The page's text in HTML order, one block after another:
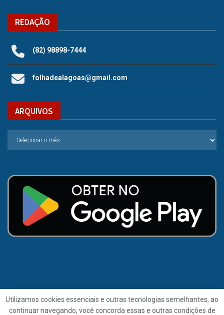
REDAÇÃO
(82) 98898-7444
folhadealagoas@gmail.com
ARQUIVOS
Utilizamos cookies essenciais e outras tecnologias semelhantes, ao
continuar navegando, você concorda essas e outras condições de